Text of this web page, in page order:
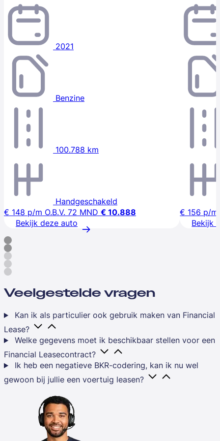
2021
Benzine
100.788 km
Handgeschakeld
€ 148 p/m O.B.V. 72 MND € 10.888
Bekijk deze auto
€ 156 p/m
Bekijk
Veelgestelde vragen
Kan ik als particulier ook gebruik maken van Financial
Lease?
Welke gegevens moet ik beschikbaar stellen voor een
Financial Leasecontract?
Ik heb een negatieve BKR-codering, kan ik nu wel
gewoon bij jullie een voertuig leasen?